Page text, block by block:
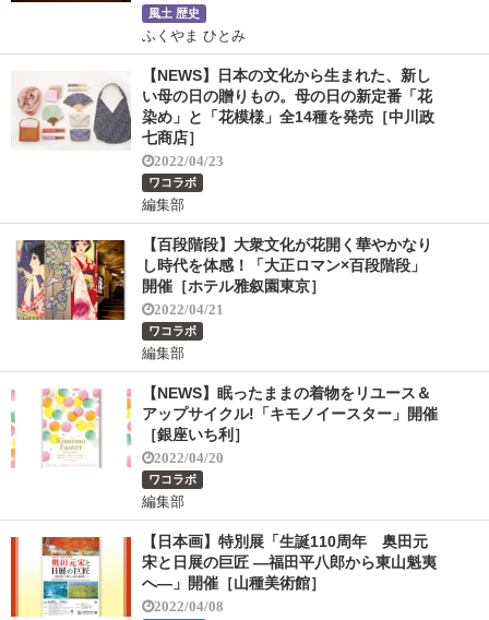
風土 歴史
ふくやま ひとみ
【NEWS】日本の文化から生まれた、新し
い母の日の贈りもの。母の日の新定番「花
染め」と「花模様」全14種を発売［中川政
七商店］
2022/04/23
ワコラボ
編集部
【百段階段】大衆文化が花開く華やかなり
し時代を体感！「大正ロマン×百段階段」
開催［ホテル雅叙園東京］
2022/04/21
ワコラボ
編集部
【NEWS】眠ったままの着物をリユース＆
アップサイクル!「キモノイースター」開催
［銀座いち利］
2022/04/20
ワコラボ
編集部
【日本画】特別展「生誕110周年 奥田元
宋と日展の巨匠 ―福田平八郎から東山魁夷
へ―」開催［山種美術館］
2022/04/08